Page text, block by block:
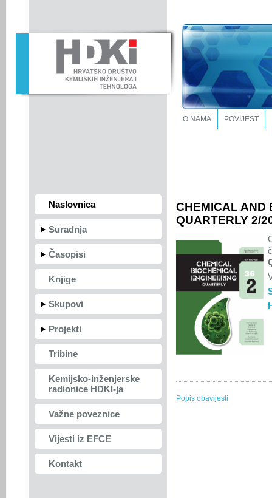
O NAMA POVIJEST
Naslovnica
Suradnja
Časopisi
Knjige
Skupovi
Projekti
Tribine
Kemijsko-inženjerske
radionice HDKI-ja
Važne poveznice
Vijesti iz EFCE
Kontakt
CHEMICAL AND
QUARTERLY 2/
Popis obavijesti